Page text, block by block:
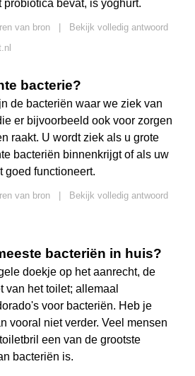
bevat, is yoghurt.
van bron
Bekijk volledig antwoord
bacterie?
de bacteriën waar we ziek van
er bijvoorbeeld ook voor zorgen
raakt. U wordt ziek als u grote
bacteriën binnenkrijgt of als uw
goed functioneert.
van bron
Bekijk volledig antwoord
bacteriën in huis?
doekje op het aanrecht, de
van het toilet; allemaal
voor bacteriën. Heb je
vooral niet verder. Veel mensen
een van de grootste
bacteriën is.